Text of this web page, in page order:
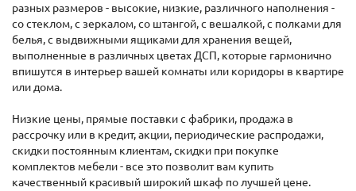
разных размеров - высокие, низкие, различного наполнения -
со стеклом, с зеркалом, со штангой, с вешалкой, с полками для
белья, с выдвижными ящиками для хранения вещей,
выполненные в различных цветах ДСП, которые гармонично
впишутся в интерьер вашей комнаты или коридоры в квартире
или дома.
Низкие цены, прямые поставки с фабрики, продажа в
рассрочку или в кредит, акции, периодические распродажи,
скидки постоянным клиентам, скидки при покупке
комплектов мебели - все это позволит вам купить
качественный красивый широкий шкаф по лучшей цене.